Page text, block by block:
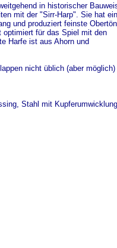
in historischer
mit der "Sirr-Harp". Sie hat
und produziert feinste
optimiert für das Spiel mit den
Harfe ist aus Ahorn und
nicht üblich (aber möglich)
Stahl mit Kupferumwicklung